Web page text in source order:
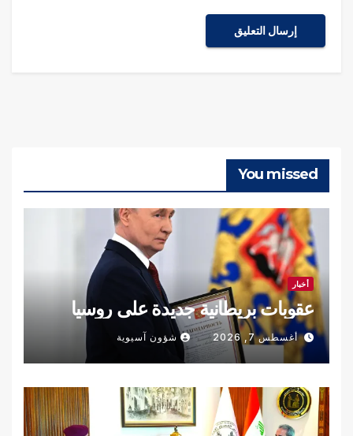
You missed
أخبار
عقوبات بريطانية جديدة على روسيا
أغسطس 7, 2026 شؤون آسيوية